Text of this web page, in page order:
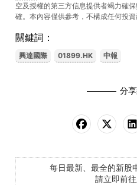
空及授權的第三方信息提供者竭力確
確。本內容僅供參考，不構成任何投資
關鍵詞：
興達國際 01899.HK 中報
分
每日最新、最全的新股
請立即前